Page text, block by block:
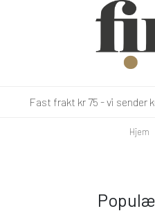
Fast frakt kr 75 - vi sender
Hjem